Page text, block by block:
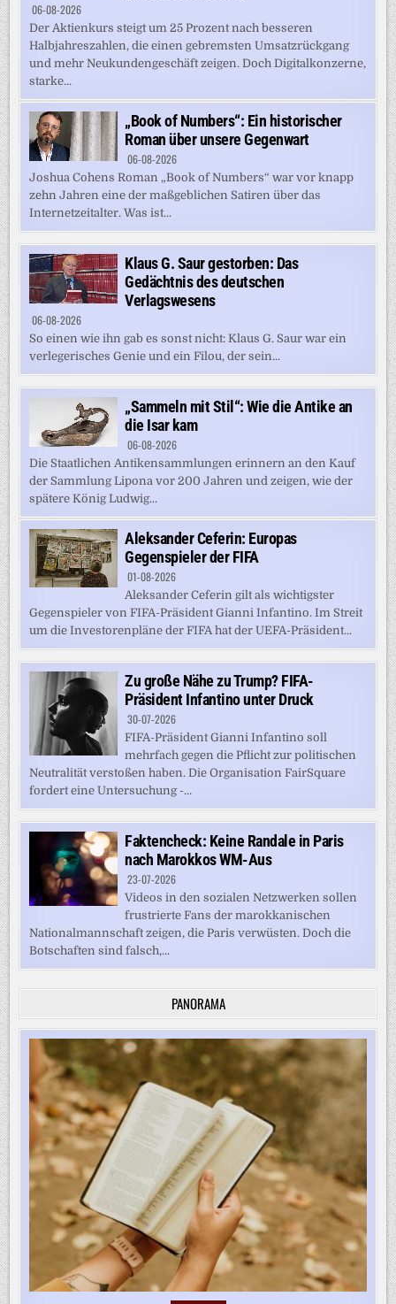
06-08-2026
Der Aktienkurs steigt um 25 Prozent nach besseren
Halbjahreszahlen, die einen gebremsten Umsatzrückgang
und mehr Neukundengeschäft zeigen. Doch Digitalkonzerne,
starke...
„Book of Numbers“: Ein historischer
Roman über unsere Gegenwart
06-08-2026
Joshua Cohens Roman „Book of Numbers“ war vor knapp
zehn Jahren eine der maßgeblichen Satiren über das
Internetzeitalter. Was ist...
Klaus G. Saur gestorben: Das
Gedächtnis des deutschen
Verlagswesens
06-08-2026
So einen wie ihn gab es sonst nicht: Klaus G. Saur war ein
verlegerisches Genie und ein Filou, der sein...
„Sammeln mit Stil“: Wie die Antike an
die Isar kam
06-08-2026
Die Staatlichen Antikensammlungen erinnern an den Kauf
der Sammlung Lipona vor 200 Jahren und zeigen, wie der
spätere König Ludwig...
Aleksander Ceferin: Europas
Gegenspieler der FIFA
01-08-2026
Aleksander Ceferin gilt als wichtigster
Gegenspieler von FIFA-Präsident Gianni Infantino. Im Streit
um die Investorenpläne der FIFA hat der UEFA-Präsident...
Zu große Nähe zu Trump? FIFA-
Präsident Infantino unter Druck
30-07-2026
FIFA-Präsident Gianni Infantino soll
mehrfach gegen die Pflicht zur politischen
Neutralität verstoßen haben. Die Organisation FairSquare
fordert eine Untersuchung -...
Faktencheck: Keine Randale in Paris
nach Marokkos WM-Aus
23-07-2026
Videos in den sozialen Netzwerken sollen
frustrierte Fans der marokkanischen
Nationalmannschaft zeigen, die Paris verwüsten. Doch die
Botschaften sind falsch,...
PANORAMA